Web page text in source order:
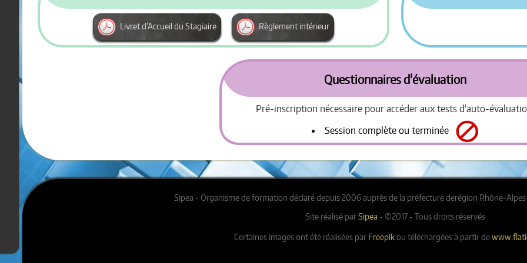
-
Porte
de
DrômArdèche,
Octobre
2025
à
Livret d'Accueil du Stagiaire Règlement intérieur
Questionnaires d'évaluation
Pré-inscription nécessaire pour accéder aux tests d'auto-
Session complète ou terminée
Sipea - Organisme de formation déclaré depuis 2006 auprès de la préfecture derégion Rhône-Alpes
Site réalisé parSipea - ©2017 - Tous droits réservés
Certaines images ont été réalisées par Freepikou téléchargées à partir de